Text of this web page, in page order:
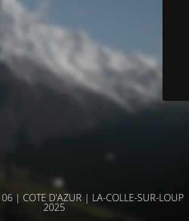
| COTE D'AZUR | LA-COLLE-SUR-LOUP
2025